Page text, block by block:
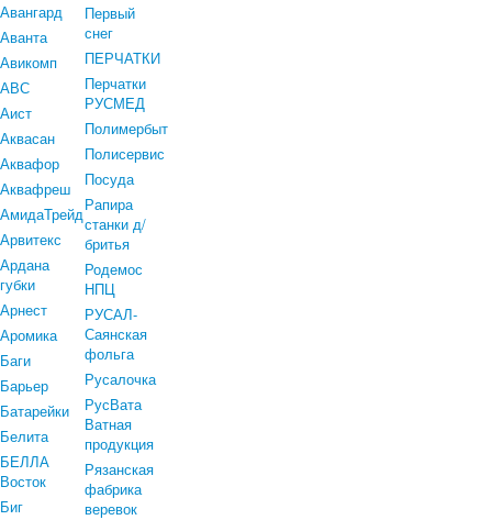
Авангард
Аванта
Авикомп
АВС
Аист
Аквасан
Аквафор
Аквафреш
АмидаТрейд
Арвитекс
Ардана
губки
Арнест
Аромика
Баги
Барьер
Батарейки
Белита
БЕЛЛА
Восток
Биг
Первый
снег
ПЕРЧАТКИ
Перчатки
РУСМЕД
Полимербыт
Полисервис
Посуда
Рапира
станки д/
бритья
Родемос
НПЦ
РУСАЛ-
Саянская
фольга
Русалочка
РусВата
Ватная
продукция
Рязанская
фабрика
веревок